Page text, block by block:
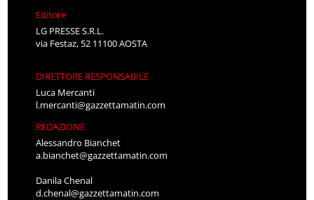
Editore
LG PRESSE S.R.L.
via Festaz, 52 11100 AOSTA
DIRETTORE RESPONSABILE
Luca Mercanti
l.mercanti@gazzettamatin.com
REDAZIONE
Alessandro Bianchet
a.bianchet@gazzettamatin.com
Danila Chenal
d.chenal@gazzettamatin.com